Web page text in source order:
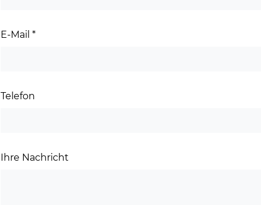
E-Mail *
Telefon
Ihre Nachricht